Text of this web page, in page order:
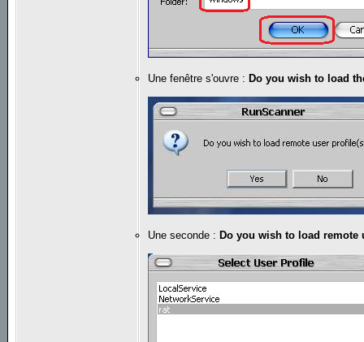
Une fenêtre s'ouvre : Do you wish to load
Une seconde : Do you wish to load